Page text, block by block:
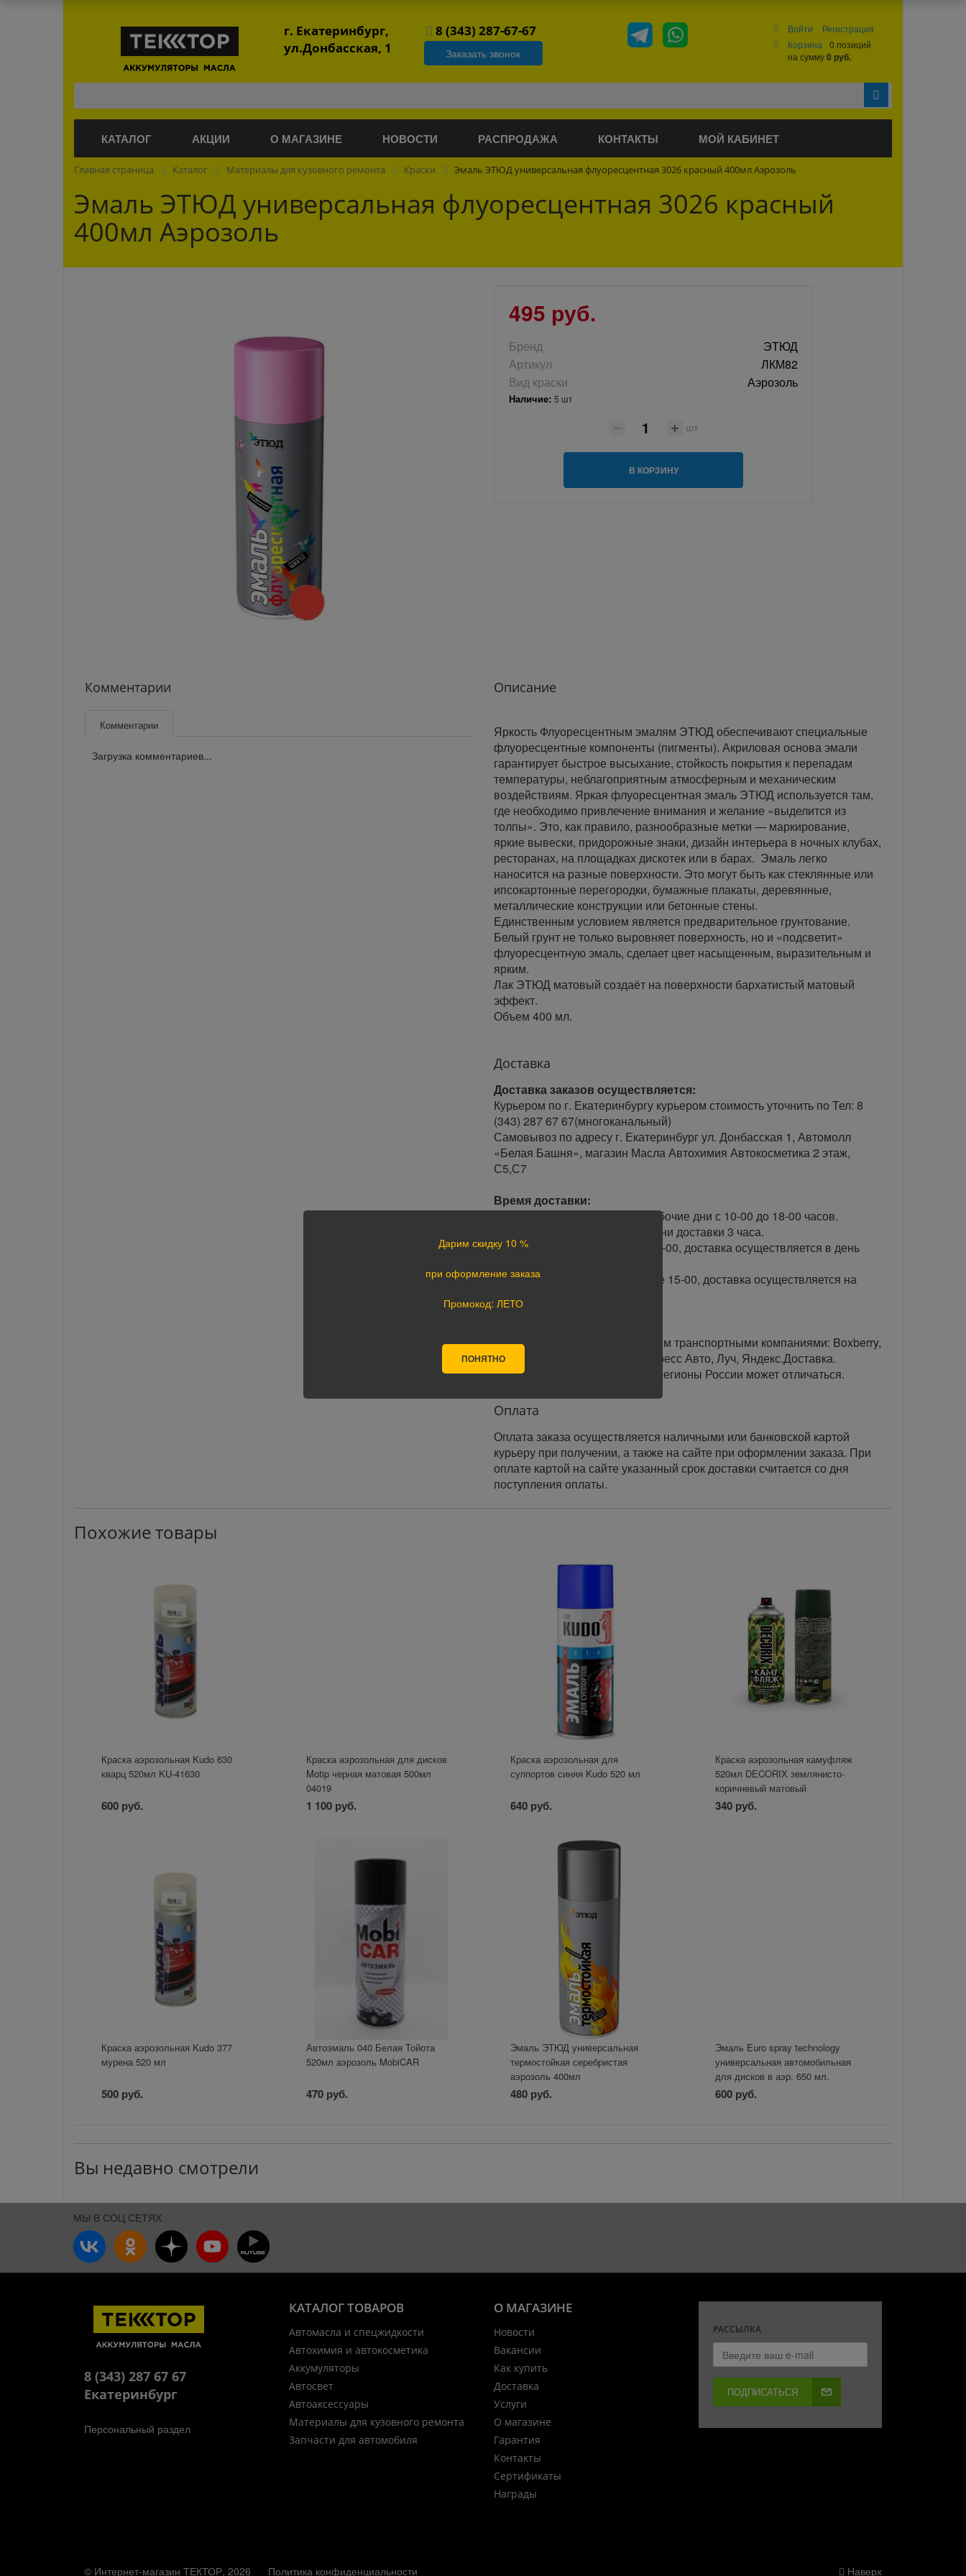
г. Екатеринбург,
ул.Донбасская, 1
8 (343) 287-67-67
Заказать звонок
Войти
Регистрация
Корзина
0 позиций
на сумму0 руб.
КАТАЛОГ АКЦИИ О МАГАЗИНЕ НОВОСТИ РАСПРОДАЖА КОНТАКТЫ МОЙ КАБИНЕТ
Главная страница Каталог Материалы для кузовного ремонта Краски Эмаль ЭТЮД универсальная флуоресцентная 3026 красный 400мл Аэрозоль
Эмаль ЭТЮД универсальная флуоресцентная 3026 красный
400мл Аэрозоль
495 руб.
Бренд
ЭТЮД
Артикул
ЛКМ82
Вид краски
Аэрозоль
Наличие: 5 шт
шт
В КОРЗИНУ
Комментарии
Комментарии
Загрузка комментариев...
Описание
Яркость Флуоресцентным эмалям ЭТЮД обеспечивают специальные
флуоресцентные компоненты (пигменты). Акриловая основа эмали
гарантирует быстрое высыхание, стойкость покрытия к перепадам
температуры, неблагоприятным атмосферным и механическим
воздействиям. Яркая флуоресцентная эмаль ЭТЮД используется там,
где необходимо привлечение внимания и желание «выделится из
толпы». Это, как правило, разнообразные метки — маркирование,
яркие вывески, придорожные знаки, дизайн интерьера в ночных клубах,
ресторанах, на площадках дискотек или в барах. Эмаль легко
наносится на разные поверхности. Это могут быть как стеклянные или
ипсокартонные перегородки, бумажные плакаты, деревянные,
металлические конструкции или бетонные стены.
Единственным условием является предварительное грунтование.
Белый грунт не только выровняет поверхность, но и «подсветит»
флуоресцентную эмаль, сделает цвет насыщенным, выразительным и
ярким.
Лак ЭТЮД матовый создаёт на поверхности бархатистый матовый
эффект.
Объем 400 мл.
Доставка
Доставка заказов осуществляется:
Курьером по г. Екатеринбургу курьером стоимость уточнить по Тел: 8
(343) 287 67 67(многоканальный)
Самовывоз по адресу г. Екатеринбург ул. Донбасская 1, Автомолл
«Белая Башня», магазин Масла Автохимия Автокосметика 2 этаж,
С5,С7
Время доставки:
Доставка осуществляется в рабочие дни с 10-00 до 18-00 часов.
Минимальный интервал времени доставки 3 часа.
· При оформлении заказа до 15-00, доставка осуществляется в день
· При оформлении заказа после 15-00, доставка осуществляется на
В любой уголок России доставим транспортными компаниями: Boxberry,
Почта России, ПЭК, GTD, Экспресс Авто, Луч, Яндекс.Доставка.
Стоимость доставки в разные регионы России может отличаться.
Оплата
Оплата заказа осуществляется наличными или банковской картой
курьеру при получении, а также на сайте при оформлении заказа. При
оплате картой на сайте указанный срок доставки считается со дня
поступления оплаты.
Похожие товары
Краска аэрозольная Kudo 630
кварц 520мл KU-41630
600 руб.
Краска аэрозольная для дисков
Motip черная матовая 500мл
04019
1 100 руб.
Краска аэрозольная для
суппортов синяя Kudo 520 мл
640 руб.
Краска аэрозольная камуфляж
520мл DECORIX землянисто-
коричневый матовый
340 руб.
Краска аэрозольная Kudo 377
мурена 520 мл
500 руб.
Автоэмаль 040 Белая Тойота
520мл аэрозоль MobiCAR
470 руб.
Эмаль ЭТЮД универсальная
термостойкая серебристая
аэрозоль 400мл
480 руб.
Эмаль Euro spray technology
универсальная автомобильная
для дисков в аэр. 650 мл.
Серебристая Этюд
600 руб.
Вы недавно смотрели
МЫ В СОЦ СЕТЯХ
О МАГАЗИНЕ
Новости
Вакансии
Как купить
Доставка
Услуги
О магазине
Гарантия
Контакты
Сертификаты
Награды
КАТАЛОГ ТОВАРОВ
Автомасла и спецжидкости
Автохимия и автокосметика
Аккумуляторы
Автосвет
Автоаксессуары
Материалы для кузовного ремонта
Запчасти для автомобиля
РАССЫЛКА
ПОДПИСАТЬСЯ
8 (343) 287 67 67
Екатеринбург
Персональный раздел
© Интернет-магазин ТЕКТОР, 2026 Политика конфиденциальности Наверх
Дарим скидку 10 %
при оформление заказа
Промокод: ЛЕТО
ПОНЯТНО